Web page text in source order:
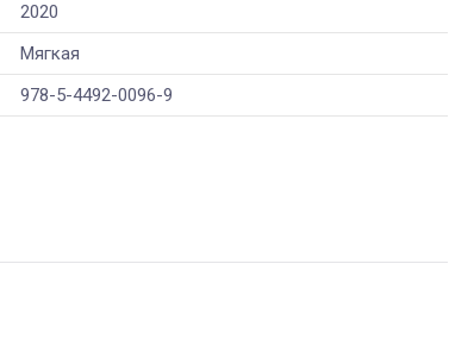
2020
Мягкая
978-5-4492-0096-9